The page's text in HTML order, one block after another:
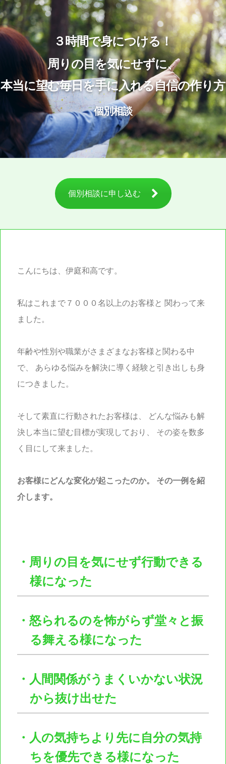
３時間で身につける！
周りの目を気にせずに、
本当に望む毎日を手に入れる自信の作り方
個別相談
個別相談に申し込む
こんにちは、伊庭和高です。
私はこれまで７０００名以上のお客様と 関わって来
ました。
年齢や性別や職業がさまざまなお客様と関わる中
で、
あらゆる悩みを解決に導く経験と引き出しも身
につきました。
そして素直に行動されたお客様は、
どんな悩みも解
決し本当に望む目標が実現しており、
その姿を数多
く目にして来ました。
お客様にどんな変化が起こったのか。
その一例を紹
介します。
・周りの目を気にせず行動できる
様になった
・怒られるのを怖がらず堂々と振
る舞える様になった
・人間関係がうまくいかない状況
から抜け出せた
・人の気持ちより先に自分の気持
ちを優先できる様になった